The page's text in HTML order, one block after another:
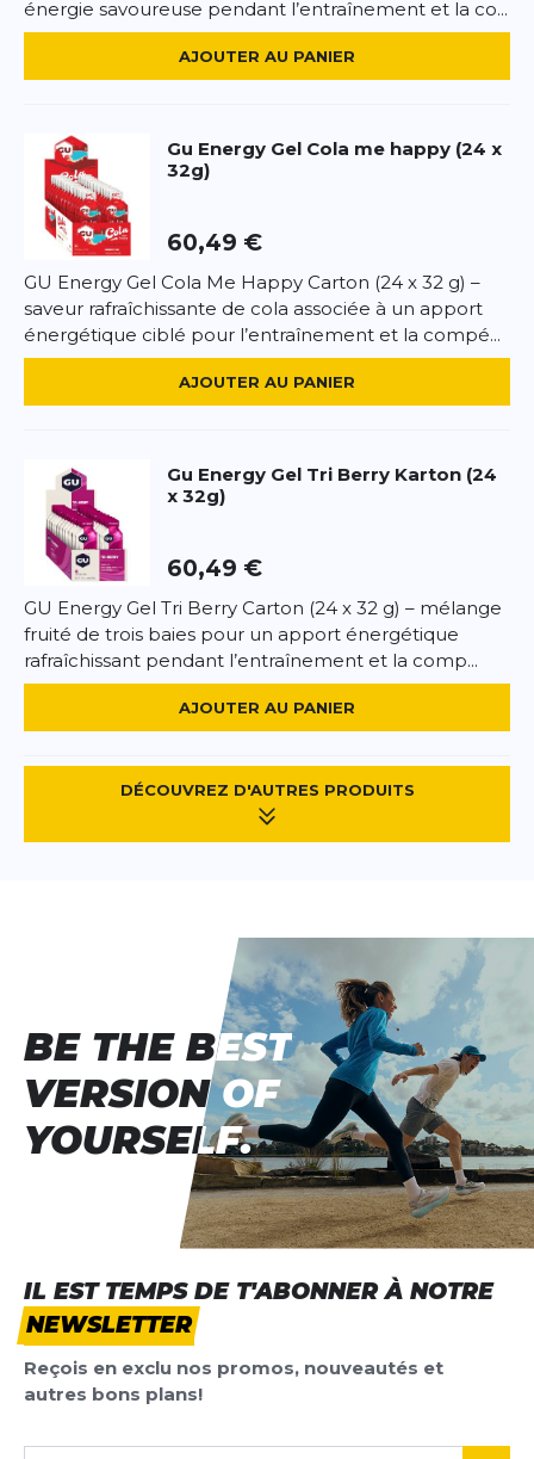
Lactate de calcium
Quinine (extrait d’écorce de quinquina)
Acidifiant (acide citrique)
Édulcorants (sucralose, glycosides de stéviol)
Valeurs nutritionnelles par portion (30ml) :
Énergie : 30kJ (7kcal)
Lipides : 0g – dont saturés : 0g
Glucides : 0,5g – dont sucres : 0g
Protéines : 0g
Sel : 0,05g
Magnésium : 150mg (40% VNR)
Quinine : 20mg
Utilisation :
Prendre 1 shot (30ml) avant, pendant ou après
l’entraînement. Maximum 1 shot par jour.
Informations allergènes :
Ne contient pas d’allergènes à déclaration
obligatoire. Vegan, sans gluten, sans lactose.
Champs requis
Ce formulaire est protégé par reCAPTCHA –
Datenschutzbestimmungen
conditions d'utilisation
énergie savoureuse pendant l’entraînement et la co...
AJOUTER AU PANIER
Gu Energy Gel Cola me happy (24 x
32g)
60,49 €
GU Energy Gel Cola Me Happy Carton (24 x 32 g) –
saveur rafraîchissante de cola associée à un apport
énergétique ciblé pour l’entraînement et la compé...
AJOUTER AU PANIER
Gu Energy Gel Tri Berry Karton (24
x 32g)
60,49 €
GU Energy Gel Tri Berry Carton (24 x 32 g) – mélange
fruité de trois baies pour un apport énergétique
rafraîchissant pendant l’entraînement et la comp...
AJOUTER AU PANIER
DÉCOUVREZ D'AUTRES PRODUITS
IL EST TEMPS DE T'ABONNER À NOTRE
NEWSLETTER
Reçois en exclu nos promos, nouveautés et
autres bons plans!
BE THE BEST
VERSION OF
YOURSELF.
BE THE BEST
VERSION OF
YOURSELF.